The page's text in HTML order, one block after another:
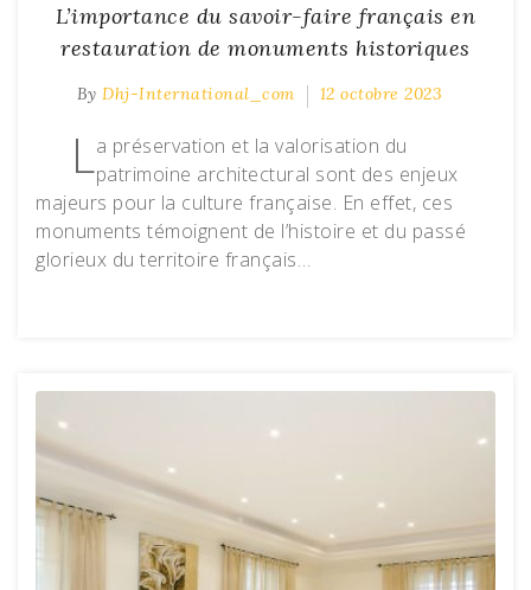
L’importance du savoir-faire français en
restauration de monuments historiques
By Dhj-International_com 12 octobre 2023
La préservation et la valorisation du
patrimoine architectural sont des enjeux
majeurs pour la culture française. En effet, ces
monuments témoignent de l’histoire et du passé
glorieux du territoire français…